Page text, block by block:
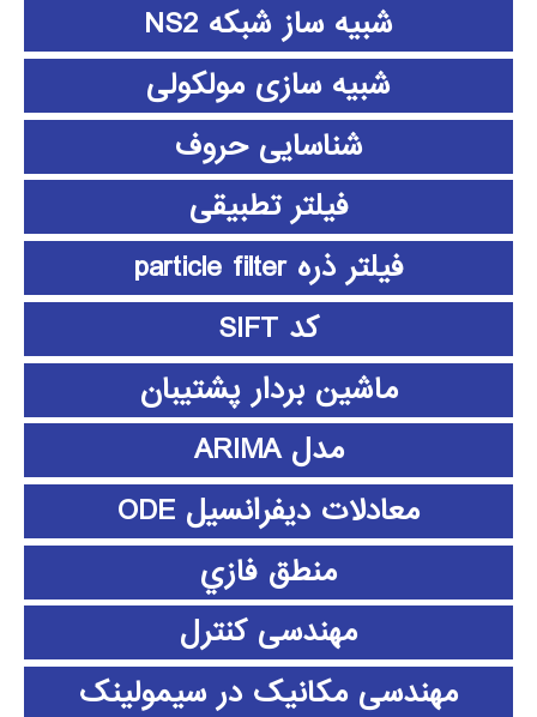
شبیه ساز شبکه NS2
شبیه سازی مولکولی
شناسایی حروف
فیلتر تطبیقی
فیلتر ذره particle filter
کد SIFT
ماشین بردار پشتیبان
مدل ARIMA
معادلات دیفرانسیل ODE
منطق فازي
مهندسی کنترل
مهندسی مکانیک در سیمولینک